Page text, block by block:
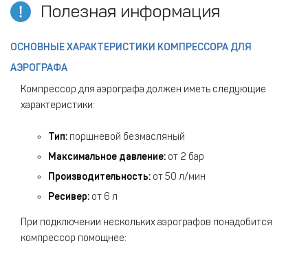
Полезная информация
ОСНОВНЫЕ ХАРАКТЕРИСТИКИ КОМПРЕССОРА ДЛЯ
АЭРОГРАФА
Компрессор для аэрографа должен иметь следующие
характеристики:
Тип: поршневой безмасляный
Максимальное давление: от 2 бар
Производительность: от 50 л/мин
Ресивер: от 6 л
При подключении нескольких аэрографов понадобится
компрессор помощнее: